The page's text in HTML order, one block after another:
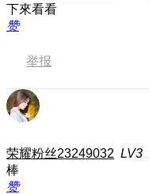
下來看看
赞
举报
荣耀粉丝23249032 LV3
棒
赞